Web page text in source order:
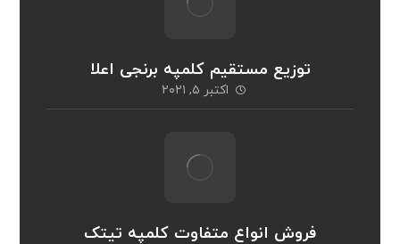
توزیع مستقیم کلمپه برنجی اعلا
اکتبر ۵, ۲۰۲۱
فروش انواع متفاوت کلمپه تیتک